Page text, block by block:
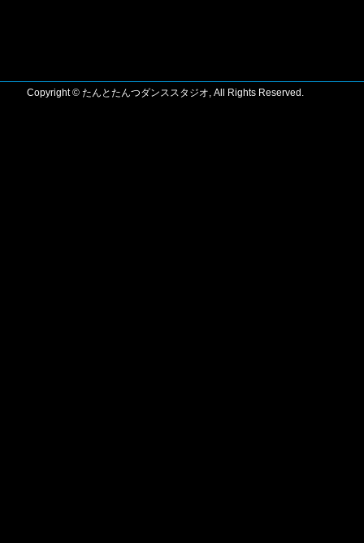
Copyright © たんとたんつダンススタジオ, All Rights Reserved.